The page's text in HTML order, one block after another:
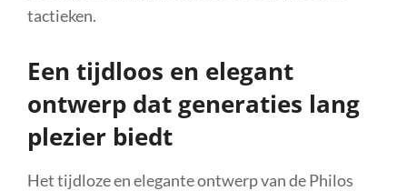
tactieken.
Een tijdloos en elegant
ontwerp dat generaties lang
plezier biedt
Het tijdloze en elegante ontwerp van de Philos